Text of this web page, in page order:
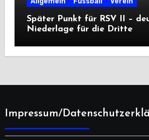
Später Punkt für RSV II –
Niederlage für die Dritte
Impressum/